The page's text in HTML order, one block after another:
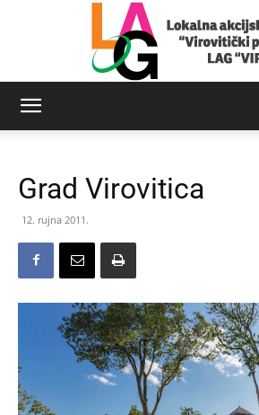
Virovitički
Grad Virovitica
12. rujna 2011.